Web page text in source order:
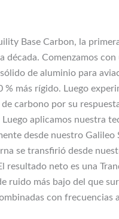
Base Carbon, la
década. Comenzamos
de aluminio para
% más rígido. Luego
carbono por su
Luego aplicamos nuestra
desde nuestro Galileo
se transfirió desde
resultado neto es una
ruido más bajo del que
con frecuencias